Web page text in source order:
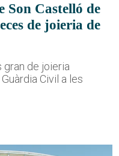
Son Castelló de
de joieria de
de joieria
Civil a les